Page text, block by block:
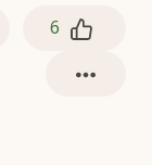
6